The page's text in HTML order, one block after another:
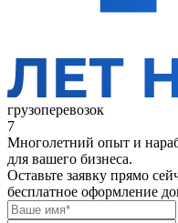
грузоперевозок
7
Многолетний опыт и
для вашего бизнеса.
Оставьте заявку прямо
бесплатное оформление